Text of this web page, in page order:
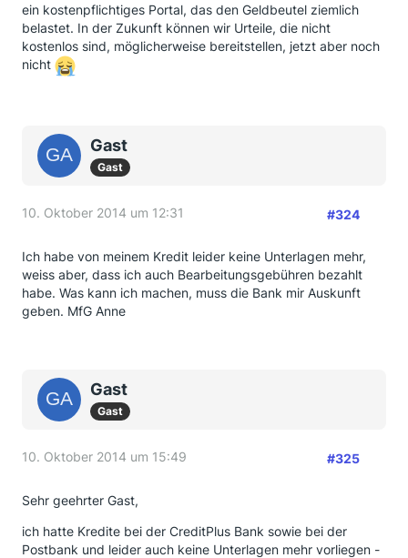
ein kostenpflichtiges Portal, das den Geldbeutel ziemlich
belastet. In der Zukunft können wir Urteile, die nicht
kostenlos sind, möglicherweise bereitstellen, jetzt aber noch
nicht
Gast
Gast
10. Oktober 2014 um 12:31 #324
Ich habe von meinem Kredit leider keine Unterlagen mehr,
weiss aber, dass ich auch Bearbeitungsgebühren bezahlt
habe. Was kann ich machen, muss die Bank mir Auskunft
geben. MfG Anne
Gast
Gast
10. Oktober 2014 um 15:49 #325
Sehr geehrter Gast,
ich hatte Kredite bei der CreditPlus Bank sowie bei der
Postbank und leider auch keine Unterlagen mehr vorliegen -